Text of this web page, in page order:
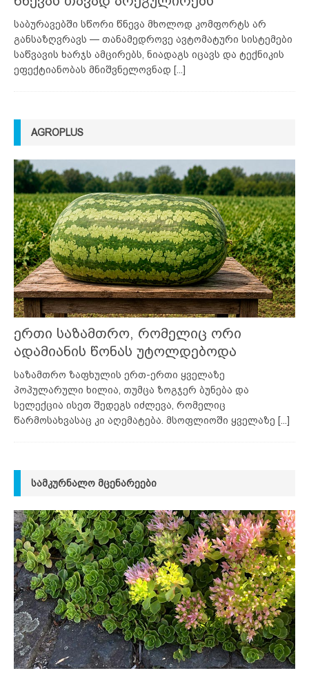
საბურავებში სწორი წნევა მხოლოდ კომფორტს არ
განსაზღვრავს — თანამედროვე ავტომატური სისტემები
საწვავის ხარჯს ამცირებს, ნიადაგს იცავს და ტექნიკის
ეფექტიანობას მნიშვნელოვნად [...]
AGROPLUS
ერთი საზამთრო, რომელიც ორი
ადამიანის წონას უტოლდებოდა
საზამთრო ზაფხულის ერთ-ერთი ყველაზე
პოპულარული ხილია, თუმცა ზოგჯერ ბუნება და
სელექცია ისეთ შედეგს იძლევა, რომელიც
წარმოსახვასაც კი აღემატება. მსოფლიოში ყველაზე [...]
ᲡᲐᲛᲙᲣᲠᲜᲐᲚᲝ ᲛᲪᲔᲜᲐᲠᲔᲔᲑᲘ